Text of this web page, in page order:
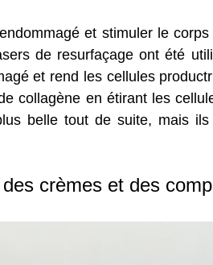
et stimuler le
de resurfaçage ont été
et rend les cellules
collagène en étirant les
belle tout de suite, mais
crèmes et des